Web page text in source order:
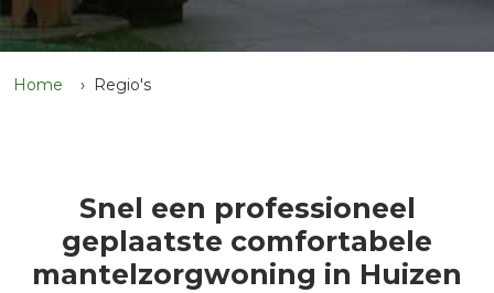
Home Regio's
Snel een professioneel
geplaatste comfortabele
mantelzorgwoning in Huizen